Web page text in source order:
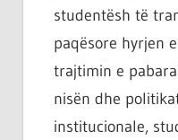
botën,
por
çështja
është
që
studentësh të
paqësore hyrjen
trajtimin e
nisën dhe
institucionale,